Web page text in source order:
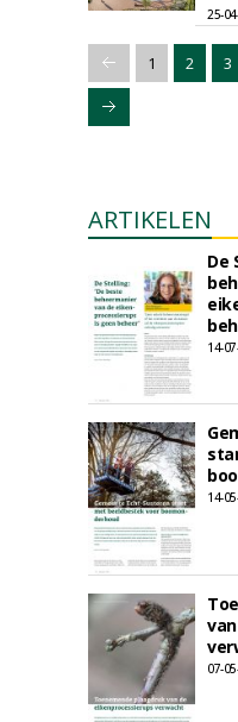
25-
1 2 3
ARTIKELEN
De
14-
14-
07-